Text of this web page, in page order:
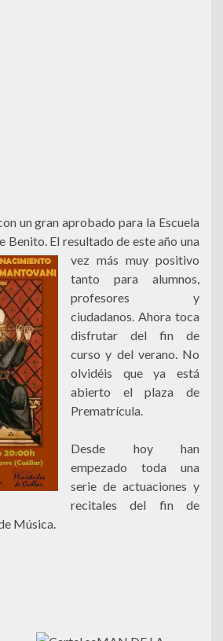
un gran aprobado para la Escuela
Benito. El resultado de este año una
vez más muy positivo
tanto para alumnos,
profesores y
ciudadanos. Ahora toca
disfrutar del fin de
curso y del verano. No
olvidéis que ya está
abierto el plaza de
Prematrícula.
Desde hoy han
empezado toda una
serie de actuaciones y
recitales del fin de
Música.